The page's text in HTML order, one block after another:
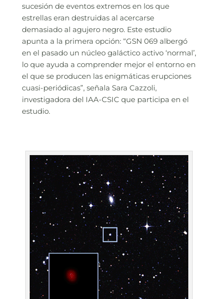
sucesión de eventos extremos en los que
estrellas eran destruidas al acercarse
demasiado al agujero negro. Este estudio
apunta a la primera opción: “GSN 069 albergó
en el pasado un núcleo galáctico activo ‘normal’,
lo que ayuda a comprender mejor el entorno en
el que se producen las enigmáticas erupciones
cuasi-periódicas”, señala Sara Cazzoli,
investigadora del IAA-CSIC que participa en el
estudio.